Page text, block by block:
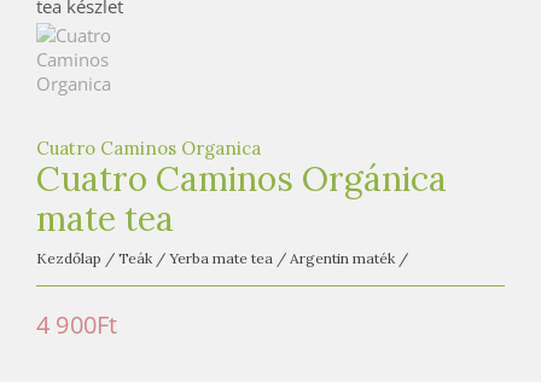
t
e
a
h
á
z
Cuatro Caminos Organica
Cuatro Caminos Orgánica
mate tea
Kezdőlap / Teák / Yerba mate tea / Argentin maték /
4 900Ft